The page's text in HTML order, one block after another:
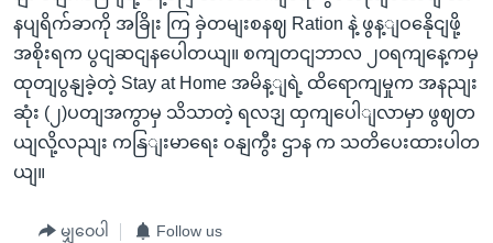
နပျရိက်ခာကို အခြိုး ကြ ခှဲတမျးစနဈ Ration နဲ့ ဖွန့ျဝနေိုငျဖို့
အစိုးရက ပွငျဆငျနပေါတယျ။ စကျတငျဘာလ ၂၀ရကျနေ့ကမှ
ထုတျပွနျခဲ့တဲ့ Stay at Home အမိန့ျရဲ့ ထိရောကျမှုက အနညျး
ဆုံး (၂)ပတျအကွာမှ သိသာတဲ့ ရလဒျ ထှကျပေါျလာမှာ ဖွဈတ
ယျလို့လညျး ကနြျးမာရေး ဝနျကွီး ဌာန က သတိပေးထားပါတ
ယျ။
မျှဝေပါ Follow us